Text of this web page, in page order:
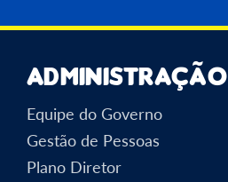
Administração
Equipe do Governo
Gestão de Pessoas
Plano Diretor